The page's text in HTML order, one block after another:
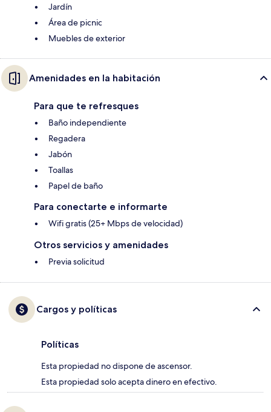
Jardín
Área de picnic
Muebles de exterior
Amenidades en la habitación
Para que te refresques
Baño independiente
Regadera
Jabón
Toallas
Papel de baño
Para conectarte e informarte
Wifi gratis (25+ Mbps de velocidad)
Otros servicios y amenidades
Previa solicitud
Cargos y políticas
Políticas
Esta propiedad no dispone de ascensor.
Esta propiedad solo acepta dinero en efectivo.